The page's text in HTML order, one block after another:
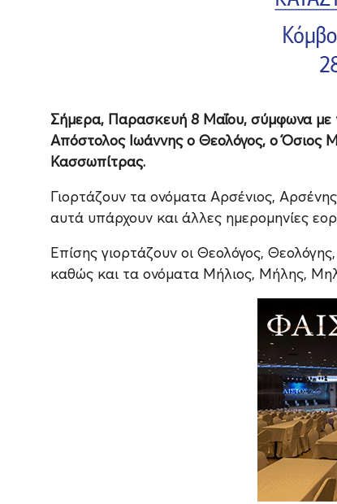
Σήμερα, Παρασκευή 8 Μαΐου, σύμφωνα με
Απόστολος Ιωάννης ο Θεολόγος, ο Όσιος
Κασσωπίτρας.
Γιορτάζουν τα ονόματα Αρσένιος,
αυτά υπάρχουν και άλλες ημερομηνίες
Επίσης γιορτάζουν οι Θεολόγος,
καθώς και τα ονόματα Μήλιος, Μήλης,